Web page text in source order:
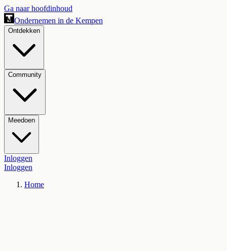
Ga naar hoofdinhoud
Ondernemen in de Kempen
Ontdekken
Community
Meedoen
Inloggen
Inloggen
Home